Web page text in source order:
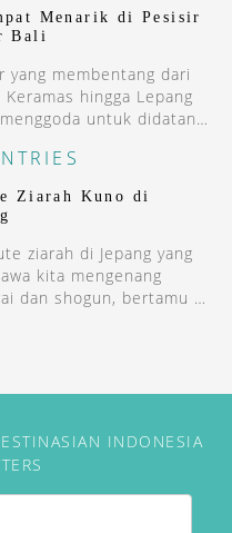
Menarik di Pesisir
Bali
yang membentang dari
Keramas hingga Lepang
untuk didatangi
Ziarah Kuno di
ziarah di Jepang yang
kita mengenang
dan shogun, bertamu ke
INDONESIA